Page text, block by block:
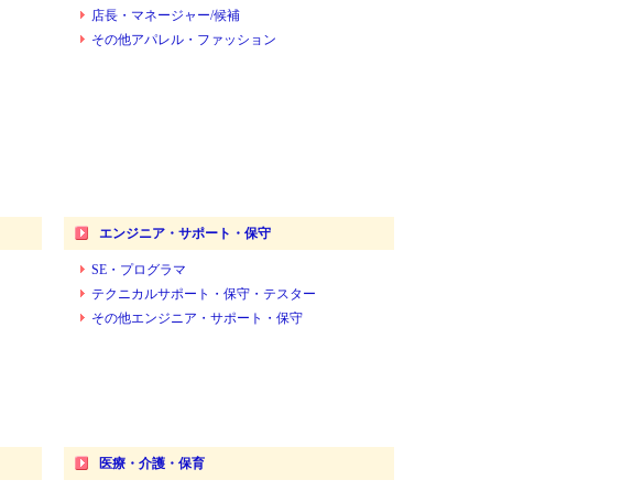
店長・マネージャー/候補
その他アパレル・ファッション
エンジニア・サポート・保守
SE・プログラマ
テクニカルサポート・保守・テスター
その他エンジニア・サポート・保守
医療・介護・保育